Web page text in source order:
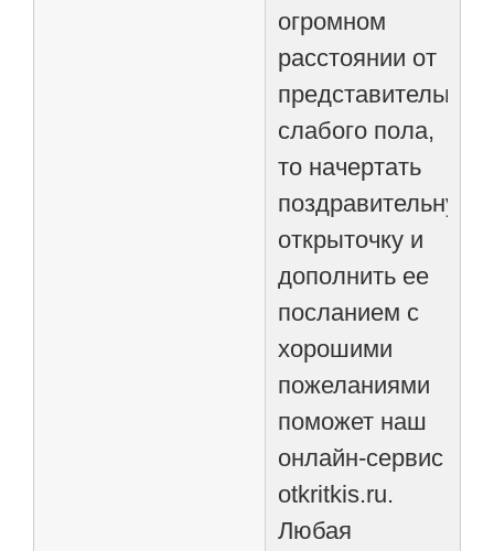
огромном
расстоянии от
слабого пола,
то начертать
поздравительную
открыточку и
дополнить ее
посланием с
хорошими
пожеланиями
поможет наш
онлайн-сервис
otkritkis.ru.
Любая